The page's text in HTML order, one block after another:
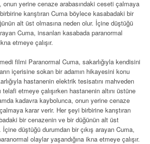
yerine cenaze arabasındaki ceseti çalmaya
karıştıran Cuma böylece kasabadaki bir
alt üst olmasına neden olur. İçine düştüğü
Cuma, insanları kasabada paranormal
etmeye çalışır.
filmi Paranormal Cuma, sakarlığıyla kendisini
içerisine sokan bir adamın hikayesini konu
hastanenin elektrik tesisatını mahveden
telafi etmeye çalışırken hastanenin altını üstüne
kadavra kaybolunca, onun yerine cenaze
karar verir. Her şeyi birbirine karıştıran
bir cenazenin ve bir düğünün alt üst
İçine düştüğü durumdan bir çıkış arayan Cuma,
olaylar yaşandığına ikna etmeye çalışır.